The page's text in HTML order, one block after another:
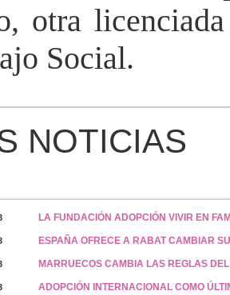
otra
Social.
NOTICIAS
LA FUNDACIÓN ADOPCIÓN VIVIR EN
ESPAÑA OFRECE A RABAT CAMBIAR
MARRUECOS CAMBIA LAS REGLAS
ADOPCIÓN INTERNACIONAL COMO